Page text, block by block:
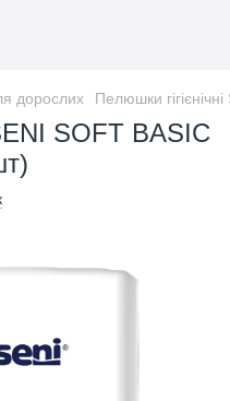
дорослих Пелюшки
SOFT BASIC